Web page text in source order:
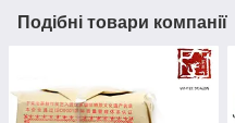
Подібні товари компанії